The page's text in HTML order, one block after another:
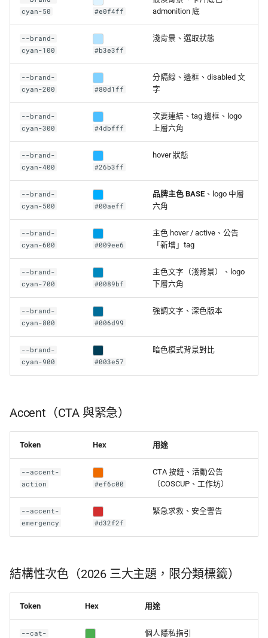
cyan-50
#e0f4ff
admonition 底
--brand-
cyan-100
#b3e3ff
淺背景、選取狀態
--brand-
cyan-200
#80d1ff
分隔線、邊框、disabled 文
字
--brand-
cyan-300
#4dbfff
次要連結、tag 邊框、logo
上層六角
--brand-
cyan-400
#26b3ff
hover 狀態
--brand-
cyan-500
#00aeff
品牌主色 BASE 、logo 中層
六角
--brand-
cyan-600
#009ee6
主色 hover / active、公告
「新增」tag
--brand-
cyan-700
#0089bf
主色文字（淺背景）、logo
下層六角
--brand-
cyan-800
#006d99
強調文字、深色版本
--brand-
cyan-900
#003e57
暗色模式背景對比
Accent（CTA 與緊急）
Token Hex 用途
--accent-
action
#ef6c00
CTA 按鈕、活動公告
（COSCUP、工作坊）
--accent-
emergency
#d32f2f
緊急求救、安全警告
結構性次色（2026 三大主題，限分類標籤）
Token Hex 用途
--cat-
個人隱私指引